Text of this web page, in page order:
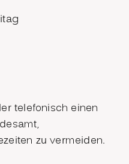
telefonisch einen
zu vermeiden.